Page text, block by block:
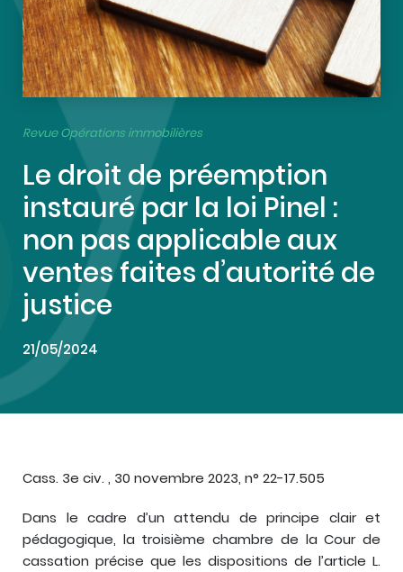
Revue Opérations immobilières
Le droit de préemption
instauré par la loi Pinel :
non pas applicable aux
ventes faites d’autorité de
justice
21/05/2024
Cass. 3e civ. , 30 novembre 2023, n° 22-17.505
Dans le cadre d’un attendu de principe clair et
pédagogique, la troisième chambre de la Cour de
cassation précise que les dispositions de l’article L.